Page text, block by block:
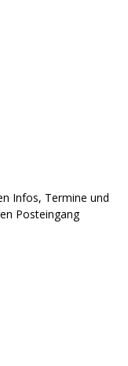
Infos, Termine und
Posteingang